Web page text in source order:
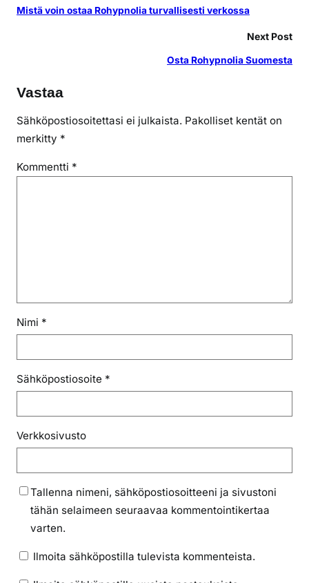
Mistä voin ostaa Rohypnolia turvallisesti verkossa
Next Post
Osta Rohypnolia Suomesta
Vastaa
Sähköpostiosoitettasi ei julkaista. Pakolliset kentät on
merkitty *
Kommentti *
Nimi *
Sähköpostiosoite *
Verkkosivusto
Tallenna nimeni, sähköpostiosoitteeni ja sivustoni
tähän selaimeen seuraavaa kommentointikertaa
varten.
Ilmoita sähköpostilla tulevista kommenteista.